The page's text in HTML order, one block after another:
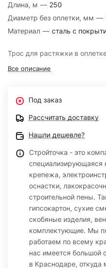
Длина, м — 250
Диаметр без оплетки, мм —
Материал — сталь с
Трос для растяжки в
Все описание
Под заказ
Рассчитать доставку
Нашли дешевле?
Стройточка - это
специализирующаяся
крепежа,
оснастки,
строительной пены.
гипсокартон, сухие
скобяные изделия,
комплектующие. Мы
работаем по всему
нас имеется большой
в Краснодаре,